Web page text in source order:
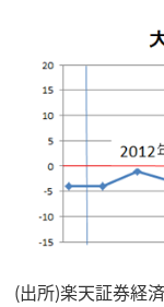
(出所)楽天証券経